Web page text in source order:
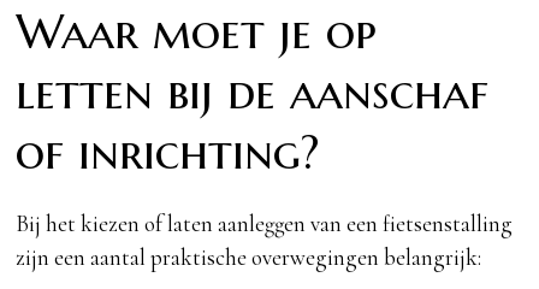
Waar moet je op
letten bij de aanschaf
of inrichting?
Bij het kiezen of laten aanleggen van een fietsenstalling
zijn een aantal praktische overwegingen belangrijk: